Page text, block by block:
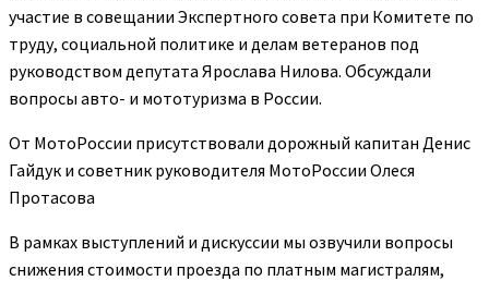
участие в совещании Экспертного совета при Комитете по
труду, социальной политике и делам ветеранов под
руководством депутата Ярослава Нилова. Обсуждали
вопросы авто- и мототуризма в России.
От МотоРоссии присутствовали дорожный капитан Денис
Гайдук и советник руководителя МотоРоссии Олеся
Протасова
В рамках выступлений и дискуссии мы озвучили вопросы
снижения стоимости проезда по платным магистралям,